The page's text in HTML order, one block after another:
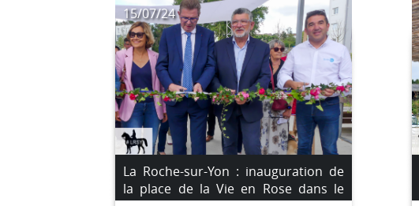
15/07/24
La Roche-sur-Yon : inauguration de
la place de la Vie en Rose dans le